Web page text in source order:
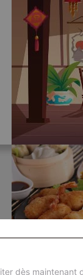
dès maintenant